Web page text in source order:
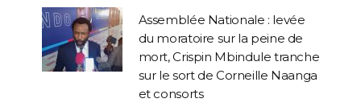
sur le sort de Corneille Naanga
et consorts
MARS 17, 2024